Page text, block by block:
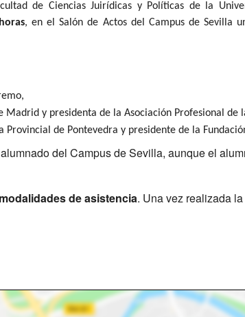
de Ciencias Juirídicas y Políticas de la
, en el Salón de Actos del Campus de Sevilla
Madrid y presidenta de la Asociación Profesional de
Provincial de Pontevedra y presidente de la
del Campus de Sevilla, aunque el
de asistencia. Una vez realizada